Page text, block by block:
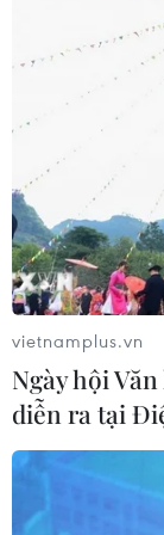
Dự án mở
tăng kết nối
Hà Nội
06/08/2026 08:19
Đắk Lắk: Điều
nhiều phương
cao tốc
06/08/2026 07:14
Đại biểu Quốc
năng cân đối
06/08/2026 07:00
vietnamplus.vn
Ngày hội
diễn ra tại